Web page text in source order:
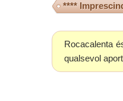
****
Rocacalenta
qualsevol